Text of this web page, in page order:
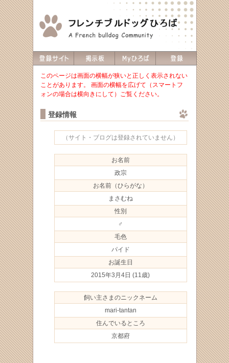
このページは画面の横幅が狭いと正しく表示されない
ことがあります。 画面の横幅を広げて（スマートフ
ォンの場合は横向きにして）ご覧ください。
登録情報
（サイト・ブログは登録されていません）
お名前
政宗
お名前（ひらがな）
まさむね
性別
♂
毛色
パイド
お誕生日
2015年3月4日 (11歳)
飼い主さまのニックネーム
mari-tantan
住んでいるところ
京都府